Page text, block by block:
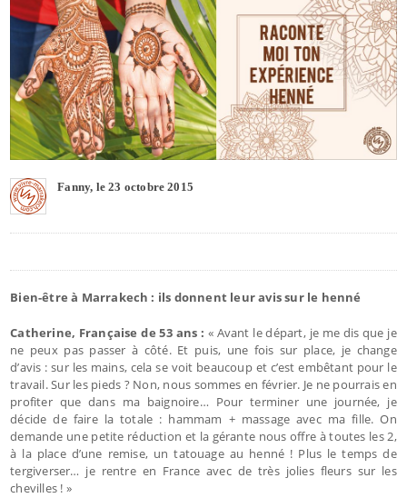
Fanny, le 23 octobre 2015
Bien-être à Marrakech : ils donnent leur avis sur le henné
Catherine, Française de 53 ans : « Avant le départ, je me dis que je
ne peux pas passer à côté. Et puis, une fois sur place, je change
d’avis : sur les mains, cela se voit beaucoup et c’est embêtant pour le
travail. Sur les pieds ? Non, nous sommes en février. Je ne pourrais en
profiter que dans ma baignoire… Pour terminer une journée, je
décide de faire la totale : hammam + massage avec ma fille. On
demande une petite réduction et la gérante nous offre à toutes les 2,
à la place d’une remise, un tatouage au henné ! Plus le temps de
tergiverser… je rentre en France avec de très jolies fleurs sur les
chevilles ! »